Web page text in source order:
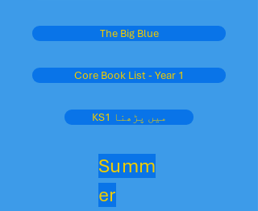
The Big Blue
Core Book List - Year 1
KS1 میں پڑھنا
Summ
er